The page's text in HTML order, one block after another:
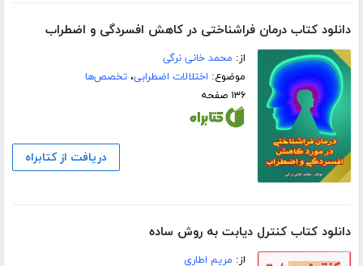
دانلود کتاب درمان فراشناختی در کاهش افسردگی و اضطراب
از: محمد خانی نرگی
موضوع: اختلالات اضطرابی،تخصص‌ها
۱۳۶ صفحه
دریافت از کتابراه
دانلود کتاب کنترل دیابت به روش ساده
از: مریم اطاری